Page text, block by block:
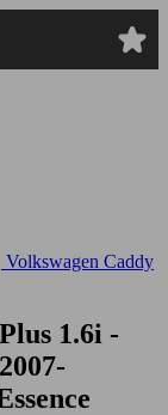
Volkswagen Caddy
1.6i -